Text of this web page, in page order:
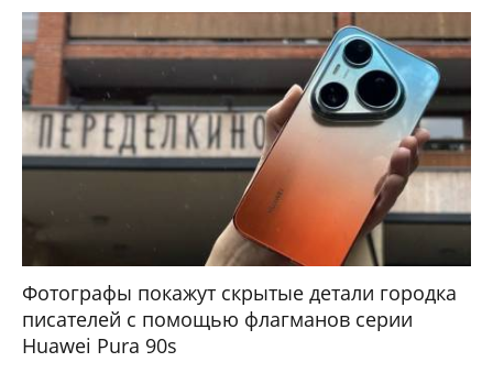
Фотографы покажут скрытые детали городка
писателей с помощью флагманов серии
Huawei Pura 90s